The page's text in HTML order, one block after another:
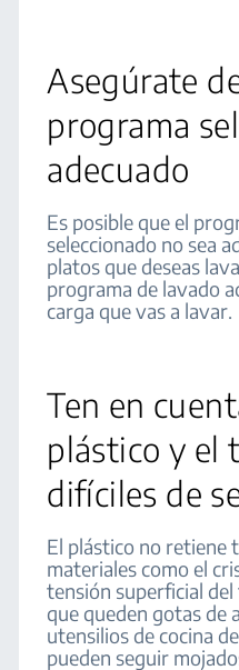
Asegúrate
programa
adecuado
Es posible que el
seleccionado no sea
platos que deseas
programa de lavado
carga que vas a lavar.
Ten en
plástico y el
difíciles de
El plástico no retiene
materiales como el
tensión superficial
que queden gotas de
utensilios de cocina
pueden seguir